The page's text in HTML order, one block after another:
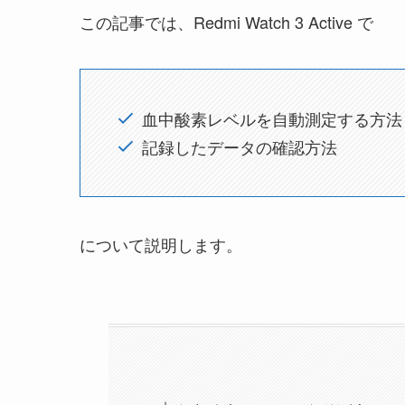
この記事では、Redmi Watch 3 Active で
血中酸素レベルを自動測定する方法
記録したデータの確認方法
について説明します。